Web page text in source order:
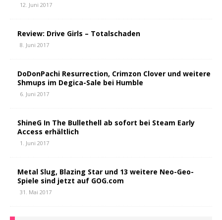
12. Juni 2017
Review: Drive Girls – Totalschaden
8. Juni 2017
DoDonPachi Resurrection, Crimzon Clover und weitere
Shmups im Degica-Sale bei Humble
6. Juni 2017
ShineG In The Bullethell ab sofort bei Steam Early
Access erhältlich
1. Juni 2017
Metal Slug, Blazing Star und 13 weitere Neo-Geo-
Spiele sind jetzt auf GOG.com
31. Mai 2017